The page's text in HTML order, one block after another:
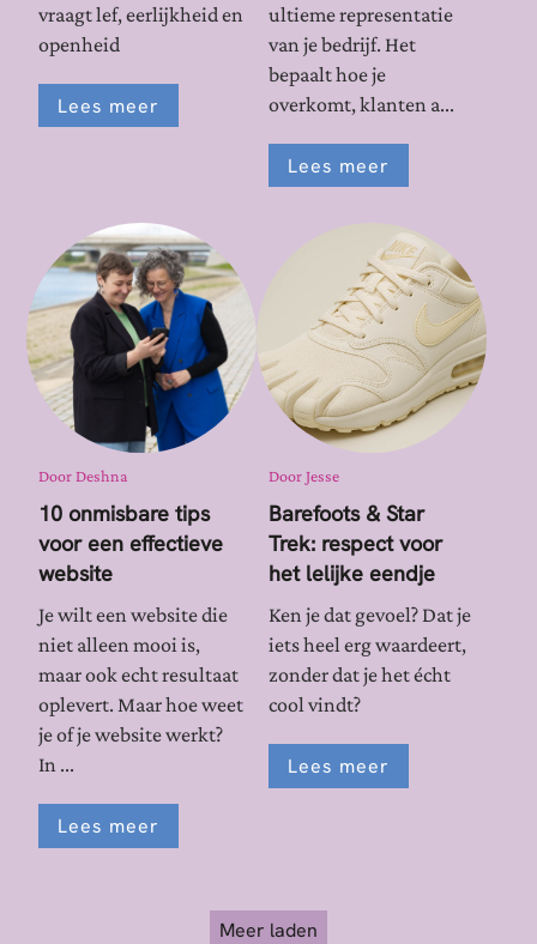
vraagt lef, eerlijkheid en
openheid
Lees meer
ultieme representatie
van je bedrijf. Het
bepaalt hoe je
overkomt, klanten a...
Lees meer
DoorDeshna
10 onmisbare tips
voor een effectieve
website
Je wilt een website die
niet alleen mooi is,
maar ook echt resultaat
oplevert. Maar hoe weet
je of je website werkt?
In ...
Lees meer
DoorJesse
Barefoots & Star
Trek: respect voor
het lelijke eendje
Ken je dat gevoel? Dat je
iets heel erg waardeert,
zonder dat je het écht
cool vindt?
Lees meer
Meer laden